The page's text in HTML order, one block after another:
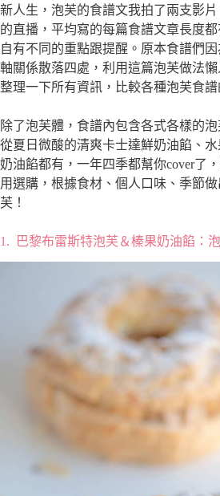
新人生，泡芙的食譜文我拍了兩支影
的直播，平均寫的每篇食譜文章長度
自有不同的重點跟提醒。原本食譜們
軸關係散落四處，利用這篇泡芙做法
整理一下所有資訊，比較各種泡芙食譜
除了泡芙體，食譜內包含各式各樣的泡
從夏日微酸的清爽卡士達鮮奶油餡、
奶油餡都有，一年四季都幫你cover了
用選購，根據食材、個人口味、季節
芙！
1. 巴黎布雷斯特泡芙＆榛果奶油餡：